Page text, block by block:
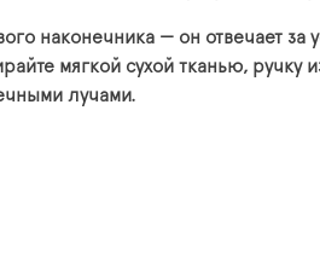
наконечника — он отвечает
мягкой сухой тканью,
лучами.